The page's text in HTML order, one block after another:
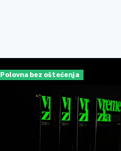
Polovna bez oštećenja